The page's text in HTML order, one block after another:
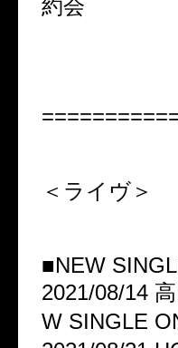
約会
＜ライヴ＞
■NEW
2021/08/14
W SINGLE